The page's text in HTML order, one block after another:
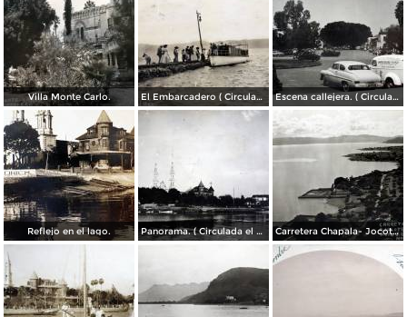
Villa Monte Carlo. El Embarcadero ( Circulada el 7 de Marzo de 1907 ). Escena callejera. ( Circulada el 28 de Mayo de 1955 ).
Reflejo en el lago. Panorama. ( Circulada el 21 de Abril de 1924 ). Carretera Chapala- Jocotepec.